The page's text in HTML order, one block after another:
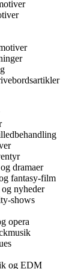
dramaer
fantasy-film
nyheder
shows
opera
og EDM